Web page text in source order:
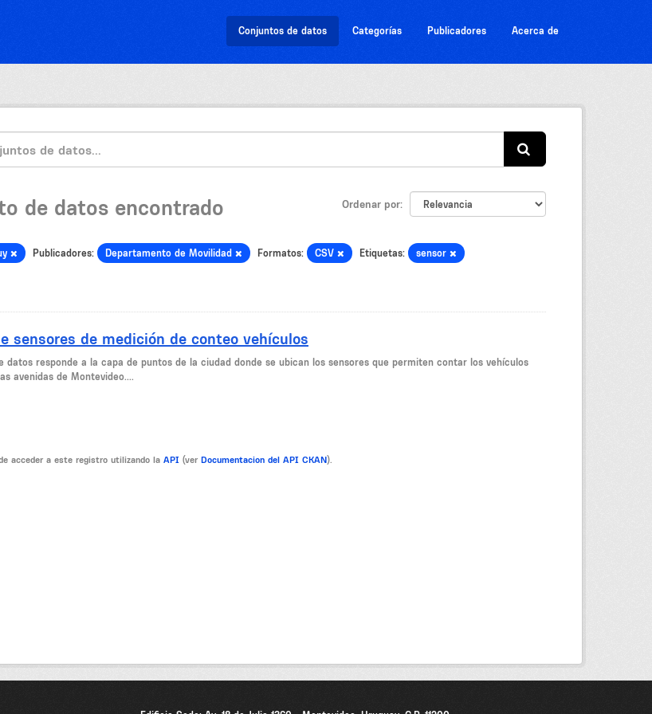
Conjuntos de datos Categorías Publicadores Acerca de
Ordenar por
de datos encontrado
Publicadores: Departamento de Movilidad Formatos: CSV Etiquetas: sensor
sensores de medición de conteo vehículos
datos responde a la capa de puntos de la ciudad donde se ubican los sensores que permiten contar los vehículos
avenidas de Montevideo....
acceder a este registro utilizando la API (ver Documentacion del API CKAN).